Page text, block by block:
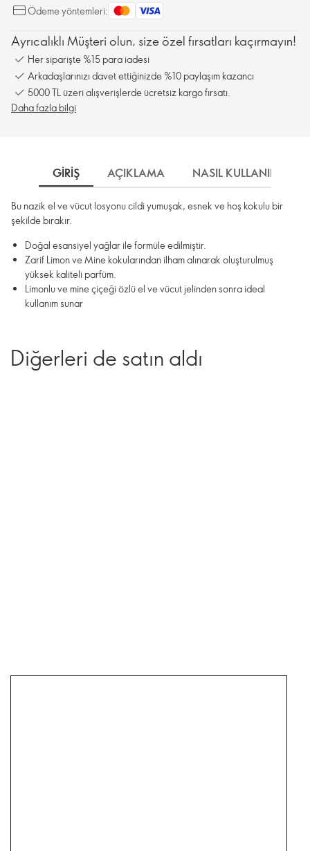
Ödeme yöntemleri:
Ayrıcalıklı Müşteri olun, size özel fırsatları kaçırmayın!
Her siparişte %15 para iadesi
Arkadaşlarınızı davet ettiğinizde %10 paylaşım kazancı
5000 TL üzeri alışverişlerde ücretsiz kargo fırsatı.
Daha fazla bilgi
GIRIŞ AÇIKLAMA NASIL KULLANILIR
Bu nazik el ve vücut losyonu cildi yumuşak, esnek ve hoş kokulu bir
şekilde bırakır.
Doğal esansiyel yağlar ile formüle edilmiştir.
Zarif Limon ve Mine kokularından ilham alınarak oluşturulmuş
yüksek kaliteli parfüm.
Limonlu ve mine çiçeği özlü el ve vücut jelinden sonra ideal
kullanım sunar
Diğerleri de satın aldı